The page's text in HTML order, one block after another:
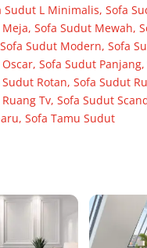
Sudut L Minimalis, Sofa
, Sofa Sudut Mewah,
Sofa Sudut Modern, Sofa
, Sofa Sudut Panjang,
Sudut Rotan, Sofa Sudut
Tv, Sofa Sudut
, Sofa Tamu Sudut